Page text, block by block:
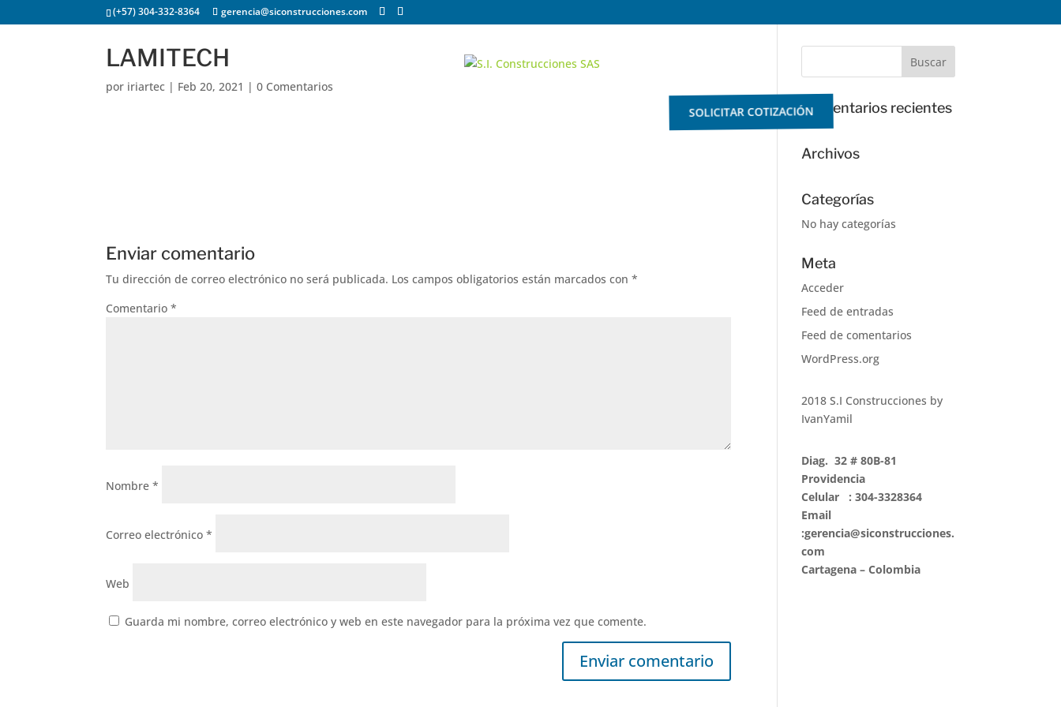
(+57) 304-332-8364 gerencia@siconstrucciones.com
SOLICITAR COTIZACIÓN
LAMITECH
por iriartec | Feb 20, 2021 |0 Comentarios
Enviar comentario
Tu dirección de correo electrónico no será publicada. Los campos obligatorios están marcados con*
Comentario*
Nombre*
Correo electrónico*
Web
Guarda mi nombre, correo electrónico y web en este navegador para la próxima vez que comente.
Comentarios recientes
Archivos
Categorías
No hay categorías
Meta
Acceder
Feed de entradas
Feed de comentarios
WordPress.org
2018 S.I Construcciones by
IvanYamil
Diag. 32 # 80B-81
Providencia
Celular : 304-3328364
Email
:gerencia@siconstrucciones.
com
Cartagena – Colombia